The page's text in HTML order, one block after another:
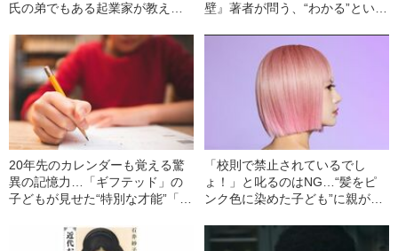
氏の弟でもある起業家が教え
方”
壁』著者が問う、“わかる”という
20年先のカレンダーも覚える驚
異の記憶力…「ギフテッド」の
子どもが見せた“特別な才能”「あ
「校則で禁止されているでし
ょ！」と叱るのはNG…“髪をピ
ンク色に染めた子ども”に親がか